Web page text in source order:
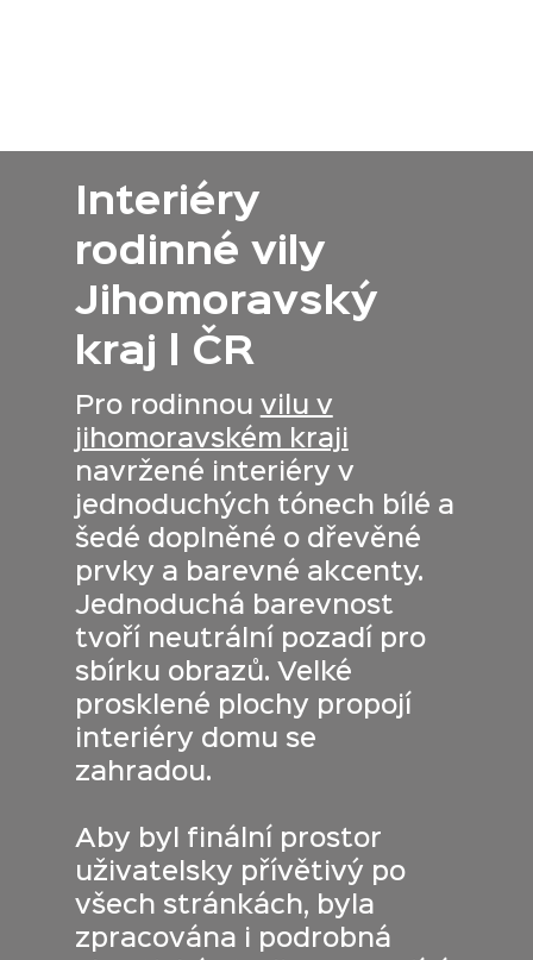
Interiéry
rodinné vily
Jihomoravský
kraj | ČR
Pro rodinnou vilu v
jihomoravském kraji
navržené interiéry v
jednoduchých tónech bílé a
šedé doplněné o dřevěné
prvky a barevné akcenty.
Jednoduchá barevnost
tvoří neutrální pozadí pro
sbírku obrazů. Velké
prosklené plochy propojí
interiéry domu se
zahradou.
Aby byl finální prostor
uživatelsky přívětivý po
všech stránkách, byla
zpracována i podrobná